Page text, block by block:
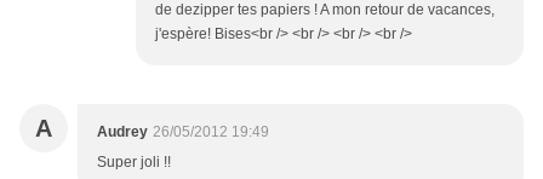
de dezipper tes papiers ! A mon retour de vacances,
j'espère! Bises<br /> <br /> <br /> <br />
A Audrey 26/05/2012 19:49
Super joli !!